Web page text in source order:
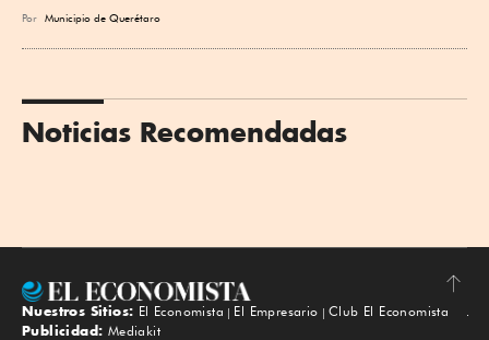
Por Municipio de Querétaro
Noticias Recomendadas
Subir
Nuestros Sitios: El Economista El Empresario
Club El Economista
Publicidad: Mediakit